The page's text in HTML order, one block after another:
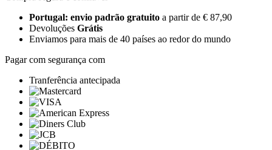
Portugal: envio padrão gratuito a partir de € 87,90
Devoluções Grátis
Enviamos para mais de 40 países ao redor do mundo
Pagar com segurança com
Tranferência antecipada